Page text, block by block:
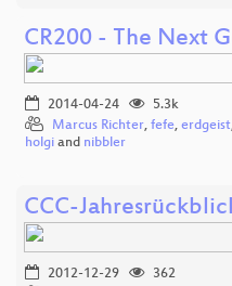
CR200 - The Next
2014-04-24
5.3k
Marcus Richter, fefe, erdgeist
holgi and nibbler
CCC-
2012-12-29
362